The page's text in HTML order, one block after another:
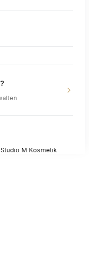
Studio M Kosmetik